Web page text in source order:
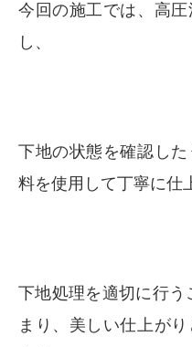
今回の施工では、高
し、
下地の状態を確認し
料を使用して丁寧に仕
下地処理を適切に行
まり、美しい仕上が